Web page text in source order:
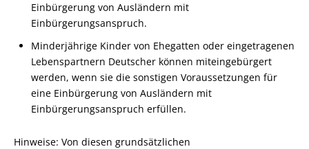
Einbürgerung von Ausländern mit
Einbürgerungsanspruch.
Minderjährige Kinder von Ehegatten oder eingetragenen
Lebenspartnern Deutscher können miteingebürgert
werden, wenn sie die sonstigen Voraussetzungen für
eine Einbürgerung von Ausländern mit
Einbürgerungsanspruch erfüllen.
Hinweise: Von diesen grundsätzlichen